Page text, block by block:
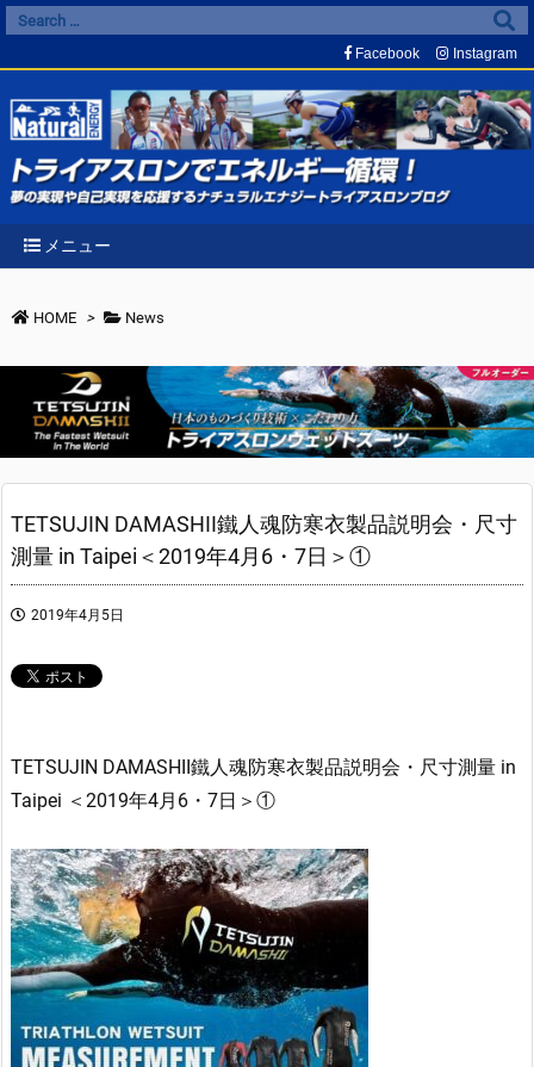
メニュー
Facebook Instagram
HOME > News
TETSUJIN DAMASHII鐵人魂防寒衣製品説明会・尺寸
測量 in Taipei＜2019年4月6・7日＞①
2019年4月5日
TETSUJIN DAMASHII鐵人魂防寒衣製品説明会・尺寸測量 in
Taipei ＜2019年4月6・7日＞①